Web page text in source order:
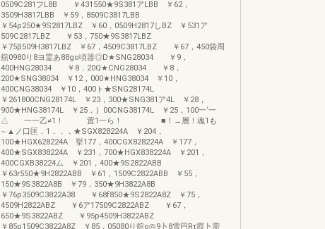
0509C281フL8B ￥431550★9S381アLBB ￥62，
3509H3817LBB ￥59，8509C3817LBB
￥54ρ250★9S2817LBZ ￥60，0509H2817しBZ ￥531ア
509C2817LBZ ￥53，750★9S3817LBZ
￥75β509H3817LBZ ￥67，4509C3817LBZ ￥67，450袋周
舘0980り8ヨ霊あ88go頃器◎D★SNG28034 ￥9，
400HNG28034 ￥8．20Q★CNG28034 ￥8，
200★SNG38034 ￥12，000★HNG38034 ￥10，
400CNG38034 ￥10，400ト★SNG28174L
￥261800CNG28174L ￥23，300★SNG381ア4L ￥28，
900★HNG38174L ￥25．｝00CNG38174L ￥25，100一‘一
△ 一一乙≠1！ 置1一ら！ ■！→層！魂1も
∼▲ノ口匡．1．．．★SGX828224A ￥204，
100★HGX628224A 挙177，400CGX828224A ￥177，
400★SGX838224A ￥231，700★HGX838224A ￥201，
400CGXB38224ム ￥201，400★9S2822ABB
￥63r550★9H2822ABB ￥61，1509C2822ABB ￥55，
150★9S3822A8B ￥79，350★9H3822A8B
￥76p3509C3822A38 ￥68f850★9S2822A8Z ￥75，
4509H2822ABZ ￥6ア17509C2822ABZ ￥67，
650★9S3822ABZ ￥95p4509H3822ABZ
￥85p1509C3822A8Z ￥85，05080り舘o◎9卜8雪円Rτ霞卜需